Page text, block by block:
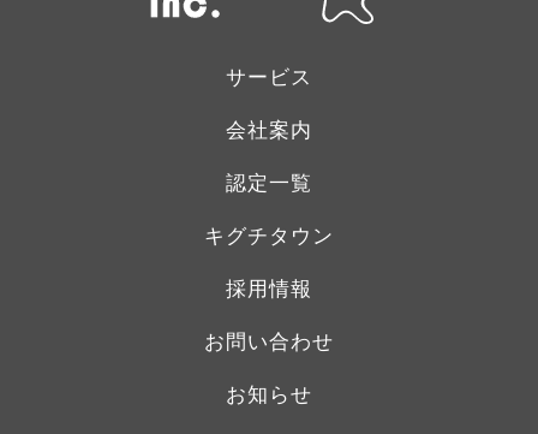
サービス
会社案内
認定一覧
キグチタウン
採用情報
お問い合わせ
お知らせ